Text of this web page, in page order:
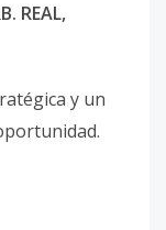
REAL,
y un